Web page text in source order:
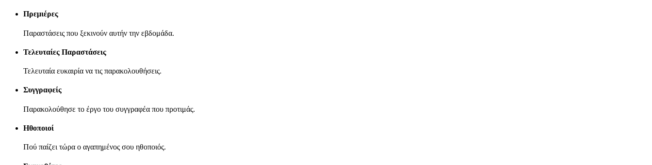
Πρεμιέρες
Παραστάσεις που ξεκινούν αυτήν την εβδομάδα.
Τελευταίες Παραστάσεις
Τελευταία ευκαιρία να τις παρακολουθήσεις.
Συγγραφείς
Παρακολούθησε το έργο του συγγραφέα που προτιμάς.
Ηθοποιοί
Πού παίζει τώρα ο αγαπημένος σου ηθοποιός.